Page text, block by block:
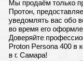
Мы продаём только
Протон,
уведомлять вас обо
во время его
Доверяйте
Proton Persona 400 в
в г. Самара!